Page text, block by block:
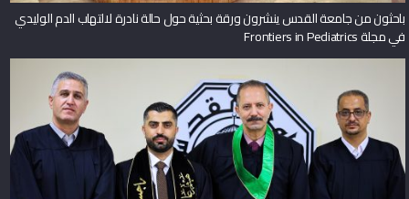
باحثون من جامعة القدس ينشرون ورقة بحثية حول حالة نادرة لالتهاب الدم الوليدي
في مجلة Frontiers in Pediatrics